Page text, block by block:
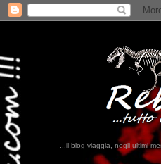
...il blog viaggia, negli ultimi
...qui trovate il nostro viaggio in